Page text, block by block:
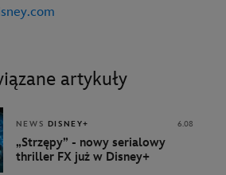
artykuły
NEWS DISNEY+ 6.08
„Strzępy” - nowy serialowy
thriller FX już w Disney+